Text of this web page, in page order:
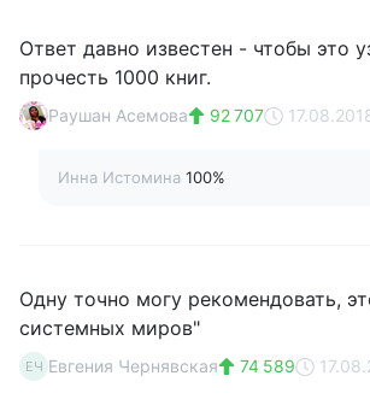
Ответ давно известен - чтобы это
прочесть 1000 книг.
Раушан Асемова 92 707
Инна Истомина 100%
Одну точно могу рекомендовать,
системных миров"
ЕЧ Евгения Чернявская 74 589